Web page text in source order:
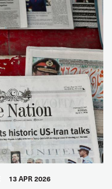
13 APR 2026